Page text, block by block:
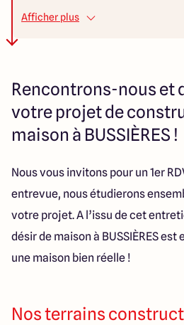
notre nouveau chez nous.
Afficher plus
Rencontrons-nous et
votre projet de
maison à BUSSIÈRES !
Nous vous invitons pour un 1er
entrevue, nous étudierons
votre projet. A l’issu de cet
désir de maison à BUSSIÈRES
une maison bien réelle !
Nos terrains